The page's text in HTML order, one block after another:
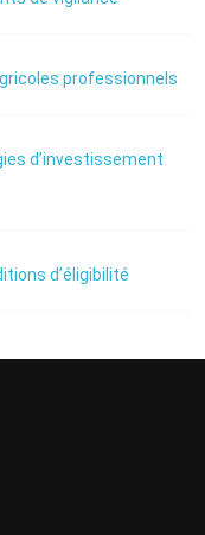
professionnels
d’investissement
d’éligibilité